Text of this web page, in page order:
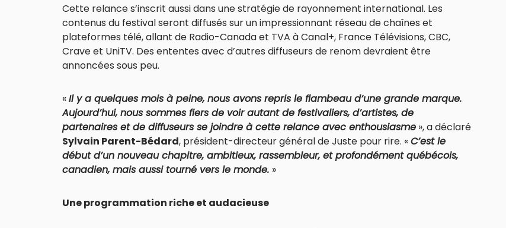
Cette relance s’inscrit aussi dans une stratégie de rayonnement international. Les
contenus du festival seront diffusés sur un impressionnant réseau de chaînes et
plateformes télé, allant de Radio-Canada et TVA à Canal+, France Télévisions, CBC,
Crave et UniTV. Des ententes avec d’autres diffuseurs de renom devraient être
annoncées sous peu.
«Il y a quelques mois à peine, nous avons repris le flambeau d’une grande marque.
Aujourd’hui, nous sommes fiers de voir autant de festivaliers, d’artistes, de
partenaires et de diffuseurs se joindre à cette relance avec enthousiasme », a déclaré
Sylvain Parent-Bédard, président-directeur général de Juste pour rire. «C’est le
début d’un nouveau chapitre, ambitieux, rassembleur, et profondément québécois,
canadien, mais aussi tourné vers le monde. »
Une programmation riche et audacieuse